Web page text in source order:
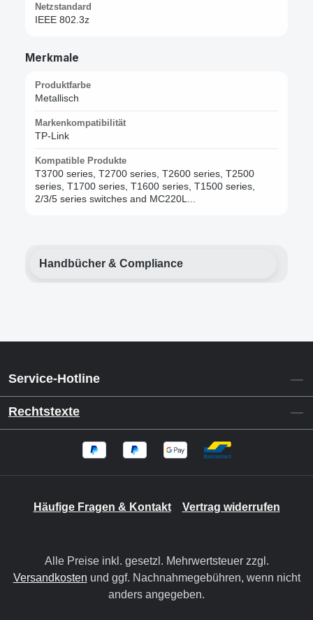
Netzstandard
IEEE 802.3z
Merkmale
Produktfarbe
Metallisch
Markenkompatibilität
TP-Link
Kompatible Produkte
T3700 series, T2700 series, T2600 series, T2500
series, T1700 series, T1600 series, T1500 series,
2/3/5 series switches and MC220L...
Handbücher & Compliance
Service-Hotline
Rechtstexte
Häufige Fragen & Kontakt Vertrag widerrufen
Alle Preise inkl. gesetzl. Mehrwertsteuer zzgl.
Versandkosten und ggf. Nachnahmegebühren, wenn nicht
anders angegeben.